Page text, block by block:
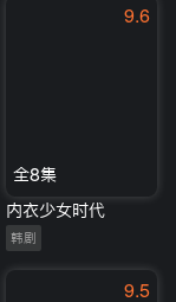
9.6
全8集
内衣少女时代
韩剧
9.5